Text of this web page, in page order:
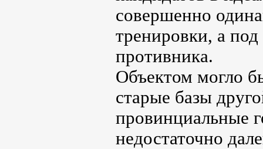
совершенно
тренировки, а
противника.
Объектом могло
старые базы
провинциальные
недостаточно